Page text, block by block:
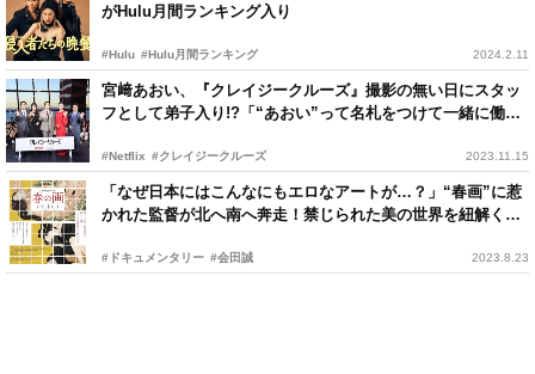
がHulu月間ランキング入り
#Hulu #Hulu月間ランキング 2024.2.11
宮﨑あおい、『クレイジークルーズ』撮影の無い日にスタッ
フとして弟子入り!?「“あおい”って名札をつけて一緒に働き
#Netflix #クレイジークルーズ 2023.11.15
「なぜ日本にはこんなにもエロなアートが…？」“春画”に惹
かれた監督が北へ南へ奔走！禁じられた美の世界を紐解くド
#ドキュメンタリー #会田誠 2023.8.23